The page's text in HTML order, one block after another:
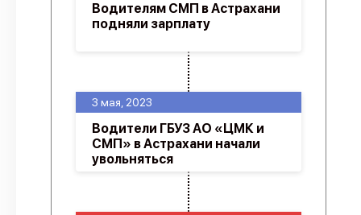
3 мая, 2023
Водители ГБУЗ АО «ЦМК и
СМП» в Астрахани начали
увольняться
Водителям СМП в Астрахани
подняли зарплату